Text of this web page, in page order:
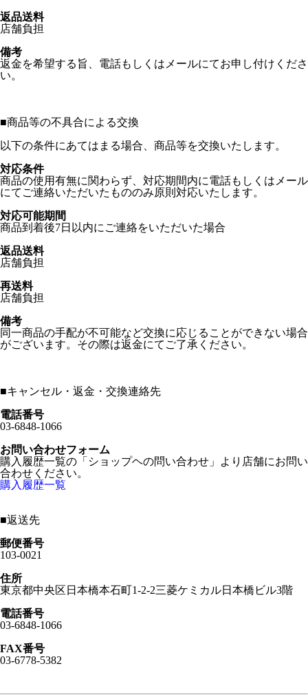
返品送料
店舗負担
備考
返金を希望する旨、電話もしくはメールにてお申し付けくださ
い。
■商品等の不具合による交換
以下の条件にあてはまる場合、商品等を交換いたします。
対応条件
商品の使用有無に関わらず、対応期間内に電話もしくはメール
にてご連絡いただいたもののみ原則対応いたします。
対応可能期間
商品到着後7日以内にご連絡をいただいた場合
返品送料
店舗負担
再送料
店舗負担
備考
同一商品の手配が不可能など交換に応じることができない場合
がございます。その際は返金にてご了承ください。
■キャンセル・返金・交換連絡先
電話番号
03-6848-1066
お問い合わせフォーム
購入履歴一覧の「ショップヘの問い合わせ」より店舗にお問い
合わせください。
購入履歴一覧
■返送先
郵便番号
103-0021
住所
東京都中央区日本橋本石町1-2-2三菱ケミカル日本橋ビル3階
電話番号
03-6848-1066
FAX番号
03-6778-5382